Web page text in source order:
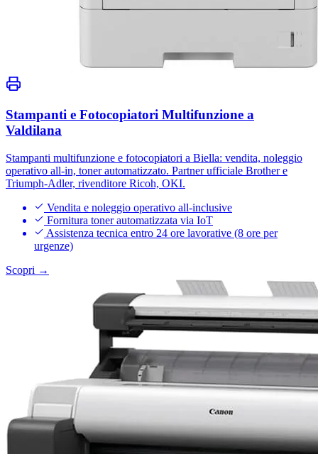
Stampanti e Fotocopiatori Multifunzione a
Valdilana
Stampanti multifunzione e fotocopiatori a Biella: vendita, noleggio
operativo all-in, toner automatizzato. Partner ufficiale Brother e
Triumph-Adler, rivenditore Ricoh, OKI.
Vendita e noleggio operativo all-inclusive
Fornitura toner automatizzata via IoT
Assistenza tecnica entro 24 ore lavorative (8 ore per
urgenze)
Scopri →